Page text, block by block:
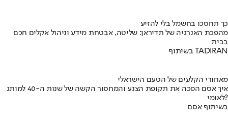
כך תחסכו בחשמל בלי להזיע
מהפכת האנרגיה של תדיראן: שליטה, אבטחת מידע וניהול אקלים חכם
בבית
בשיתוף TADIRAN
מאחורי הקלעים של הטעם הישראלי
איך אסם הפכה את תקופת הצנע והמחסור הקשה של שנות ה-40 למותג
לאומי?
בשיתוף אסם